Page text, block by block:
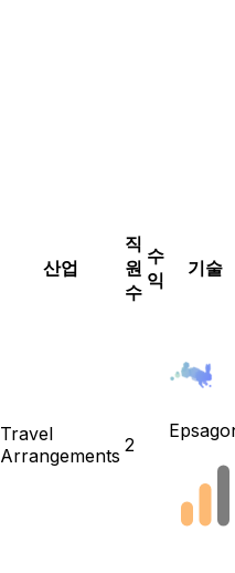
산업
직
원
수
수
익
기술
Travel
Arrangements 2